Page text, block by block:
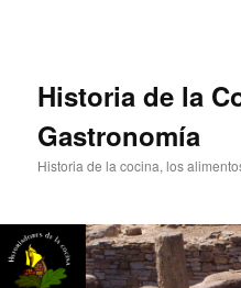
Historia de la
Gastronomía
Historia de la cocina, los